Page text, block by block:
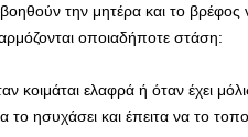
την μητέρα και το βρέφος
οποιαδήποτε στάση:
κοιμάται ελαφρά ή όταν έχει
ησυχάσει και έπειτα να το